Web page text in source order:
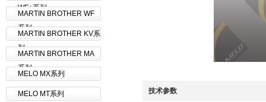
WF+系列
MARTIN BROTHER WF
系列
MARTIN BROTHER KV系
列
MARTIN BROTHER MA
系列
MELO MX系列
MELO MT系列 技术参数